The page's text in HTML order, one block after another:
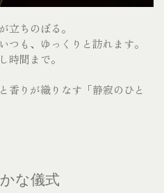
立ちのぼる。
つも、ゆっくりと訪れます。
時間まで。
香りが織りなす「静寂のひと
な儀式